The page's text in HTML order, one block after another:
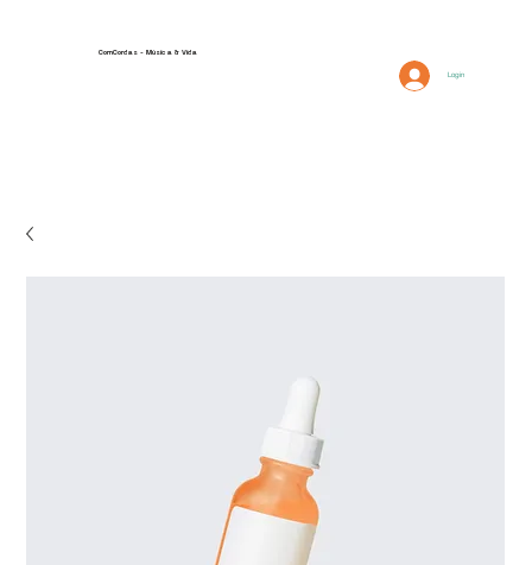
ComCordas - Música & Vida
DescriçãoLogin